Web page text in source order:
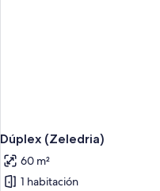
Dúplex (Zeledria)
60 m²
1 habitación